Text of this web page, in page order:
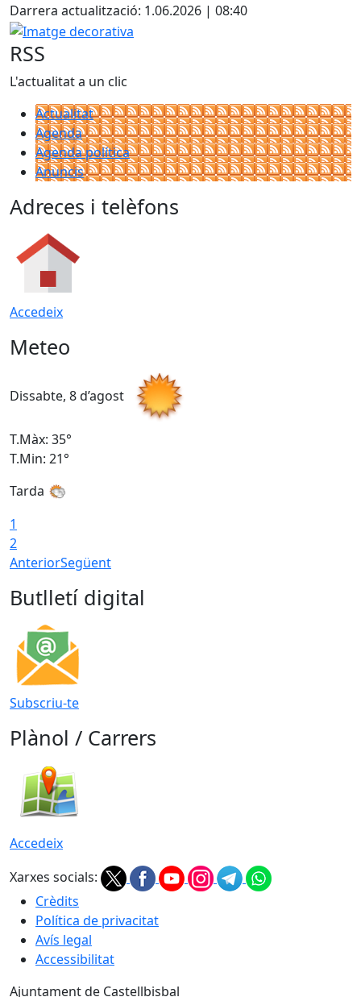
Darrera actualització: 1.06.2026 | 08:40
Imatge decorativa
RSS
L'actualitat a un clic
Actualitat
Agenda
Agenda política
Anuncis
Adreces i telèfons
Accedeix
Meteo
Dissabte, 8 d’agost
T.Màx: 35°
T.Min: 21°
Tarda
1
2
AnteriorSegüent
Butlletí digital
Subscriu-te
Plànol / Carrers
Accedeix
Xarxes socials:
Crèdits
Política de privacitat
Avís legal
Accessibilitat
Ajuntament de Castellbisbal